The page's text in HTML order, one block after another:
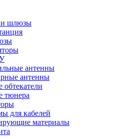
и шлюзы
антенны
антенны
тюнера
для кабелей
материалы